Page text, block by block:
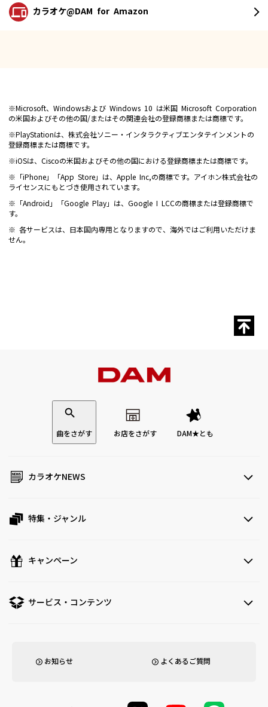
カラオケ@DAM for Amazon
※Microsoft、Windowsおよび Windows 10 は米国 Microsoft Corporation
の米国およびその他の国/またはその関連会社の登録商標または商標です。
※PlayStationは、株式会社ソニー・インタラクティブエンタテインメントの
登録商標または商標です。
※iOSは、Ciscoの米国およびその他の国における登録商標または商標です。
※「iPhone」「App Store」は、Apple Inc,の商標です。アイホン株式会社の
ライセンスにもとづき使用されています。
※「Android」「Google Play」は、Google I LCCの商標または登録商標で
す。
※ 各サービスは、日本国内専用となりますので、海外ではご利用いただけま
せん。
曲をさがす お店をさがす DAM★とも
カラオケNEWS
特集・ジャンル
キャンペーン
サービス・コンテンツ
お知らせ よくあるご質問